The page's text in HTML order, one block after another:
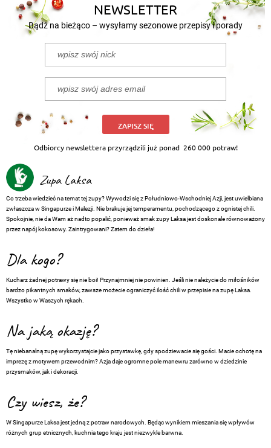
NEWSLETTER
Bądź na bieżąco – wysyłamy sezonowe przepisy i porady
ZAPISZ SIĘ
Odbiorcy newslettera przyrządzili już ponad 260 000 potraw!
Zupa Laksa
Co trzeba wiedzieć na temat tej zupy? Wywodzi się z Południowo-Wschodniej Azji, jest uwielbiana
zwłaszcza w Singapurze i Malezji. Nie brakuje jej temperamentu, pochodzącego z ognistej chili.
Spokojnie, nie da Wam aż nadto popalić, ponieważ smak zupy Laksa jest doskonale równoważony
przez napój kokosowy. Zaintrygowani? Zatem do dzieła!
Dla kogo?
Kucharz żadnej potrawy się nie boi! Przynajmniej nie powinien. Jeśli nie należycie do miłośników
bardzo pikantnych smaków, zawsze możecie ograniczyć ilość chili w przepisie na zupę Laksa.
Wszystko w Waszych rękach.
Na jaką okazję?
Tę niebanalną zupę wykorzystajcie jako przystawkę, gdy spodziewacie się gości. Macie ochotę na
imprezę z motywem przewodnim? Azja daje ogromne pole manewru zarówno w dziedzinie
przysmaków, jak i dekoracji.
Czy wiesz, że?
W Singapurze Laksa jest jedną z potraw narodowych. Będąc wynikiem mieszania się wpływów
różnych grup etnicznych, kuchnia tego kraju jest niezwykle barwna.